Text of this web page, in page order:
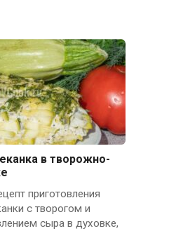
в творожно-
приготовления
с творогом и
сыра в духовке,